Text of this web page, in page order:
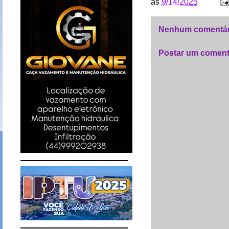
Nenhum
Postar um